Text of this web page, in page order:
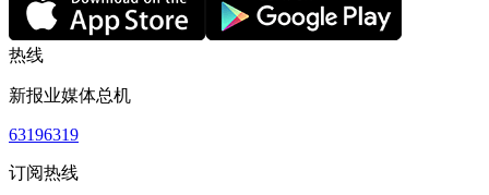
热线
新报业媒体总机
63196319
订阅热线